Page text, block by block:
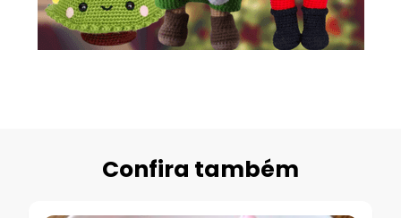
Confira também